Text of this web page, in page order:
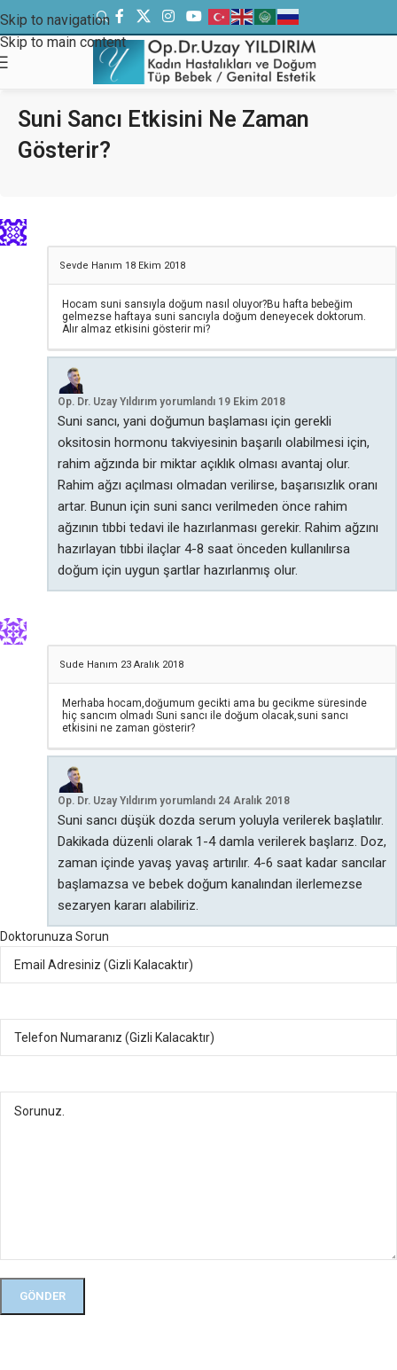
Skip to navigation
Skip to main content
Suni Sancı Etkisini Ne Zaman
Gösterir?
Sevde Hanım 18 Ekim 2018
Hocam suni sansıyla doğum nasıl oluyor?Bu hafta bebeğim
gelmezse haftaya suni sancıyla doğum deneyecek doktorum.
Alır almaz etkisini gösterir mi?
Op. Dr. Uzay Yıldırım yorumlandı 19 Ekim 2018
Suni sancı, yani doğumun başlaması için gerekli
oksitosin hormonu takviyesinin başarılı olabilmesi için,
rahim ağzında bir miktar açıklık olması avantaj olur.
Rahim ağzı açılması olmadan verilirse, başarısızlık oranı
artar. Bunun için suni sancı verilmeden önce rahim
ağzının tıbbi tedavi ile hazırlanması gerekir. Rahim ağzını
hazırlayan tıbbi ilaçlar 4-8 saat önceden kullanılırsa
doğum için uygun şartlar hazırlanmış olur.
Sude Hanım 23 Aralık 2018
Merhaba hocam,doğumum gecikti ama bu gecikme süresinde
hiç sancım olmadı Suni sancı ile doğum olacak,suni sancı
etkisini ne zaman gösterir?
Op. Dr. Uzay Yıldırım yorumlandı 24 Aralık 2018
Suni sancı düşük dozda serum yoluyla verilerek başlatılır.
Dakikada düzenli olarak 1-4 damla verilerek başlarız. Doz,
zaman içinde yavaş yavaş artırılır. 4-6 saat kadar sancılar
başlamazsa ve bebek doğum kanalından ilerlemezse
sezaryen kararı alabiliriz.
Doktorunuza Sorun